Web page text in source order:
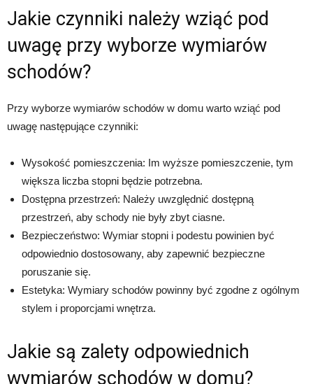
Jakie czynniki należy wziąć pod
uwagę przy wyborze wymiarów
schodów?
Przy wyborze wymiarów schodów w domu warto wziąć pod
uwagę następujące czynniki:
Wysokość pomieszczenia: Im wyższe pomieszczenie, tym
większa liczba stopni będzie potrzebna.
Dostępna przestrzeń: Należy uwzględnić dostępną
przestrzeń, aby schody nie były zbyt ciasne.
Bezpieczeństwo: Wymiar stopni i podestu powinien być
odpowiednio dostosowany, aby zapewnić bezpieczne
poruszanie się.
Estetyka: Wymiary schodów powinny być zgodne z ogólnym
stylem i proporcjami wnętrza.
Jakie są zalety odpowiednich
wymiarów schodów w domu?